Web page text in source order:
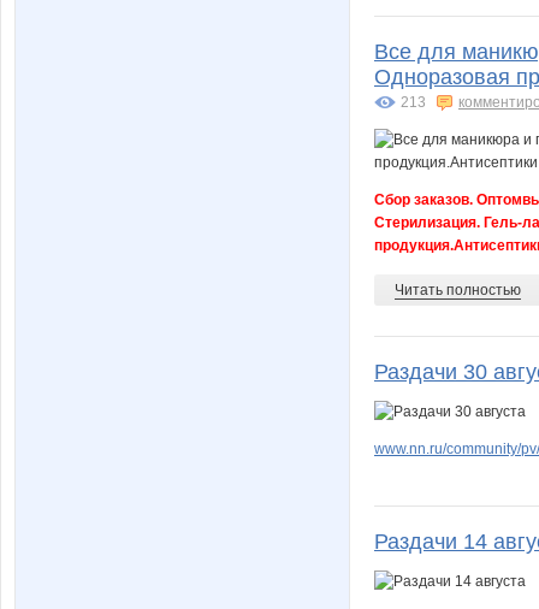
ДЖОЙС71 Фиш-ка
Катаррина Катя84
Н@т@ли
Все для
Одноразовая
213
Сбор заказов.
Стерилизация. Гель-
Читать полностью
Раздачи 30
www.nn.ru/community/
Раздачи 14